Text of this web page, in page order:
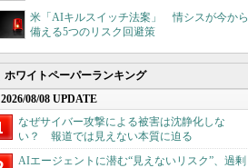
米「AIキルスイッチ法案」 情シスが今から
備える5つのリスク回避策
ホワイトペーパーランキング
2026/08/08 UPDATE
なぜサイバー攻撃による被害は沈静化しな
い？ 報道では見えない本質に迫る
AIエージェントに潜む“見えないリスク”、過剰